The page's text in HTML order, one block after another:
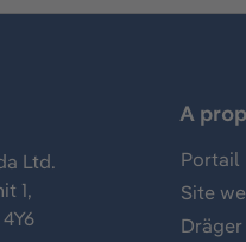
Ltd.
1,
A
Portail
Site
Dräger